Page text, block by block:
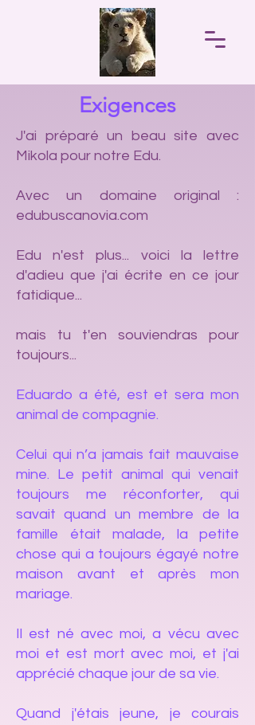
Exigences
J'ai préparé un beau site avec
Mikola pour notre Edu.
Avec un domaine original :
edubuscanovia.com
Edu n'est plus... voici la lettre
d'adieu que j'ai écrite en ce jour
fatidique...
mais tu t'en souviendras pour
toujours...
Eduardo a été, est et sera mon
animal de compagnie.
Celui qui n’a jamais fait mauvaise
mine. Le petit animal qui venait
toujours me réconforter, qui
savait quand un membre de la
famille était malade, la petite
chose qui a toujours égayé notre
maison avant et après mon
mariage.
Il est né avec moi, a vécu avec
moi et est mort avec moi, et j'ai
apprécié chaque jour de sa vie.
Quand j'étais jeune, je courais